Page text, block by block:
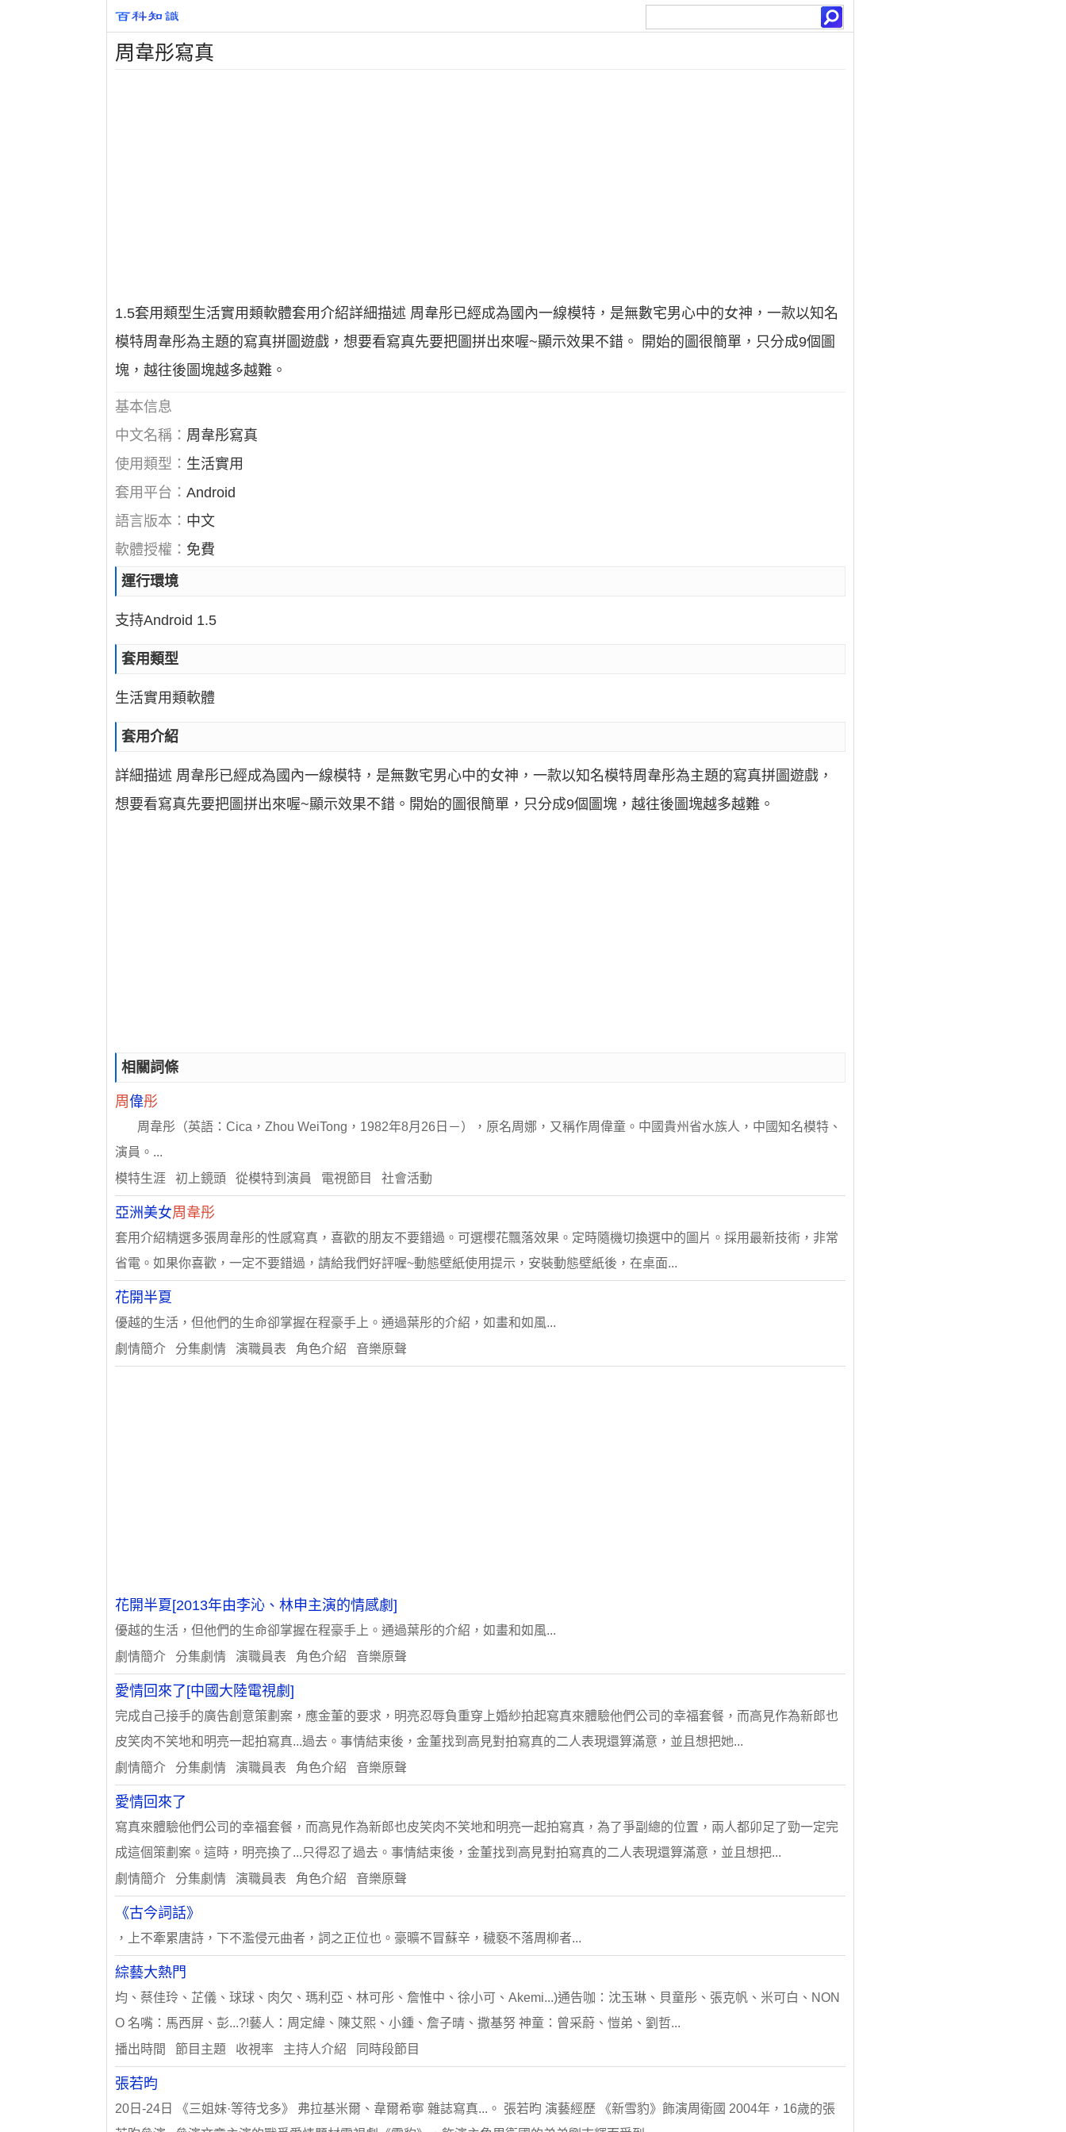
周韋彤寫真
1.5套用類型生活實用類軟體套用介紹詳細描述 周韋彤已經成為國內一線模特，是無數宅男心中的女神，一款以知名
模特周韋彤為主題的寫真拼圖遊戲，想要看寫真先要把圖拼出來喔~顯示效果不錯。 開始的圖很簡單，只分成9個圖
塊，越往後圖塊越多越難。
基本信息
中文名稱： 周韋彤寫真
使用類型： 生活實用
套用平台：Android
語言版本： 中文
軟體授權： 免費
運行環境
支持Android 1.5
套用類型
生活實用類軟體
套用介紹
詳細描述 周韋彤已經成為國內一線模特，是無數宅男心中的女神，一款以知名模特周韋彤為主題的寫真拼圖遊戲，
想要看寫真先要把圖拼出來喔~顯示效果不錯。開始的圖很簡單，只分成9個圖塊，越往後圖塊越多越難。
相關詞條
周偉彤
周韋彤（英語：Cica，Zhou WeiTong，1982年8月26日－），原名周娜，又稱作周偉童。中國貴州省水族人，中國知名模特、
演員。...
模特生涯 初上鏡頭 從模特到演員 電視節目 社會活動
亞洲美女周韋彤
套用介紹精選多張周韋彤的性感寫真，喜歡的朋友不要錯過。可選櫻花飄落效果。定時隨機切換選中的圖片。採用最新技術，非常
省電。如果你喜歡，一定不要錯過，請給我們好評喔~動態壁紙使用提示，安裝動態壁紙後，在桌面...
花開半夏
優越的生活，但他們的生命卻掌握在程豪手上。通過葉彤的介紹，如畫和如風...
劇情簡介 分集劇情 演職員表 角色介紹 音樂原聲
花開半夏[2013年由李沁、林申主演的情感劇]
優越的生活，但他們的生命卻掌握在程豪手上。通過葉彤的介紹，如畫和如風...
劇情簡介 分集劇情 演職員表 角色介紹 音樂原聲
愛情回來了[中國大陸電視劇]
完成自己接手的廣告創意策劃案，應金董的要求，明亮忍辱負重穿上婚紗拍起寫真來體驗他們公司的幸福套餐，而高見作為新郎也
皮笑肉不笑地和明亮一起拍寫真...過去。事情結束後，金董找到高見對拍寫真的二人表現還算滿意，並且想把她...
劇情簡介 分集劇情 演職員表 角色介紹 音樂原聲
愛情回來了
寫真來體驗他們公司的幸福套餐，而高見作為新郎也皮笑肉不笑地和明亮一起拍寫真，為了爭副總的位置，兩人都卯足了勁一定完
成這個策劃案。這時，明亮換了...只得忍了過去。事情結束後，金董找到高見對拍寫真的二人表現還算滿意，並且想把...
劇情簡介 分集劇情 演職員表 角色介紹 音樂原聲
《古今詞話》
，上不牽累唐詩，下不濫侵元曲者，詞之正位也。豪曠不冒蘇辛，穢褻不落周柳者...
綜藝大熱門
均、蔡佳玲、芷儀、球球、肉欠、瑪利亞、林可彤、詹惟中、徐小可、Akemi...)通告咖：沈玉琳、貝童彤、張克帆、米可白、NON
O 名嘴：馬西屏、彭...?!藝人：周定緯、陳艾熙、小鍾、詹子晴、撒基努 神童：曾采蔚、愷弟、劉哲...
播出時間 節目主題 收視率 主持人介紹 同時段節目
張若昀
20日-24日 《三姐妹·等待戈多》 弗拉基米爾、韋爾希寧 雜誌寫真...。 張若昀 演藝經歷 《新雪豹》飾演周衛國 2004年，16歲的張